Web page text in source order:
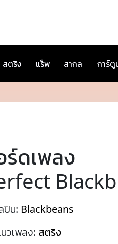
สตริง แร็พ สากล การ์ตู
ร์ดเพลง
ปิน: Blackbeans
วเพลง: สตริง